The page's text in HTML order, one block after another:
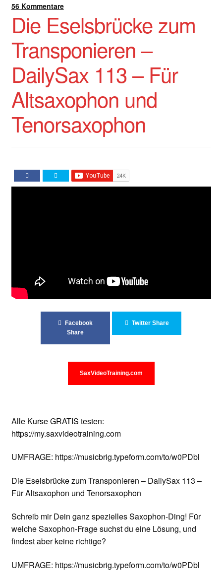
56 Kommentare
Die Eselsbrücke zum
Transponieren –
DailySax 113 – Für
Altsaxophon und
Tenorsaxophon
Facebook
Share
Twitter Share
SaxVideoTraining.com
Alle Kurse GRATIS testen:
https://my.saxvideotraining.com
UMFRAGE: https://musicbrig.typeform.com/to/w0PDbl
Die Eselsbrücke zum Transponieren – DailySax 113 –
Für Altsaxophon und Tenorsaxophon
Schreib mir Dein ganz spezielles Saxophon-Ding! Für
welche Saxophon-Frage suchst du eine Lösung, und
findest aber keine richtige?
UMFRAGE: https://musicbrig.typeform.com/to/w0PDbl